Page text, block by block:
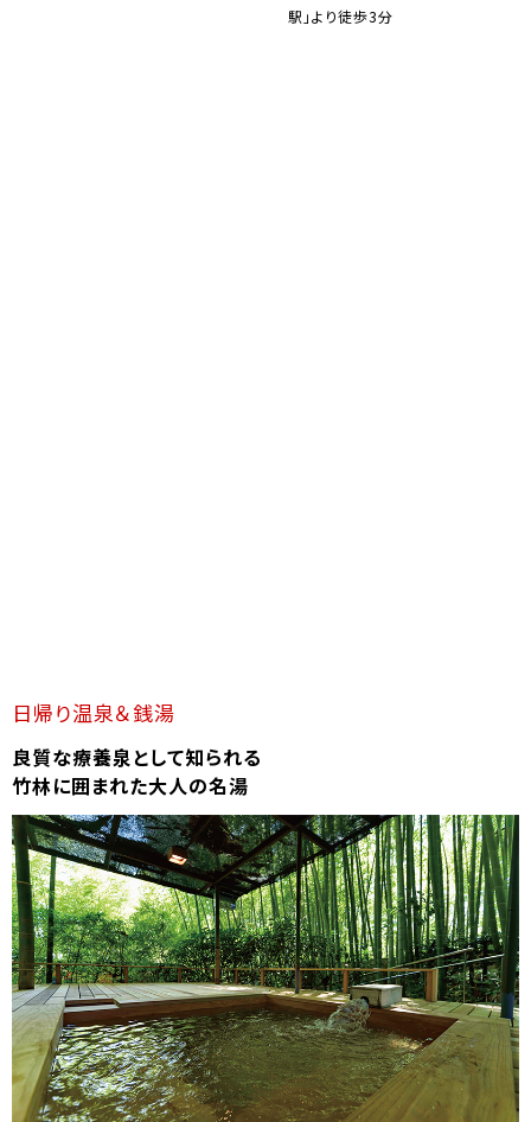
駅」より徒歩3分
日帰り温泉＆銭湯
良質な療養泉として知られる
竹林に囲まれた大人の名湯